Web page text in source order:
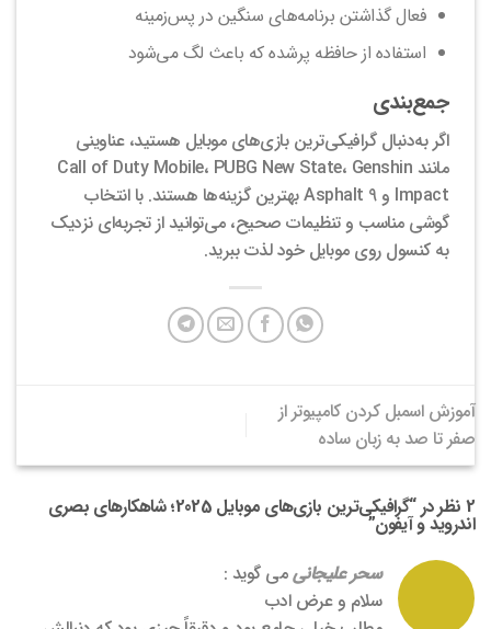
فعال گذاشتن برنامه‌های سنگین در پس‌زمینه
استفاده از حافظه پرشده که باعث لگ می‌شود
جمع‌بندی
اگر به‌دنبال گرافیکی‌ترین بازی‌های موبایل هستید، عناوینی
مانند Call of Duty Mobile، PUBG New State، Genshin
Impact و Asphalt 9 بهترین گزینه‌ها هستند. با انتخاب
گوشی مناسب و تنظیمات صحیح، می‌توانید از تجربه‌ای نزدیک
به کنسول روی موبایل خود لذت ببرید.
آموزش اسمبل کردن کامپیوتر از
صفر تا صد به زبان ساده
2 نظر در “ گرافیکی‌ترین بازی‌های موبایل 2025؛ شاهکارهای بصری
اندروید و آیفون”
سحر علیجانی می گوید :
سلام و عرض ادب